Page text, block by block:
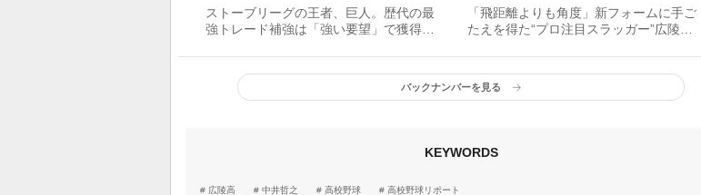
ストーブリーグの王者、巨人。歴代の最
強トレード補強は「強い要望」で獲得し
「飛距離よりも角度」新フォームに手ご
たえを得た“プロ注目スラッガー”広陵・
バックナンバーを見る
KEYWORDS
広陵高 中井哲之 高校野球 高校野球リポート